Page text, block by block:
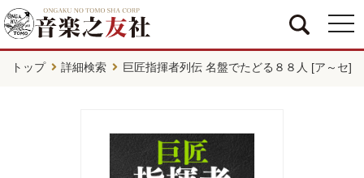
トップ 詳細検索 巨匠指揮者列伝 名盤でたどる８８人 [ア～セ]